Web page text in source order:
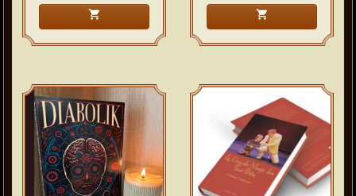
shopping_cart shopping_cart